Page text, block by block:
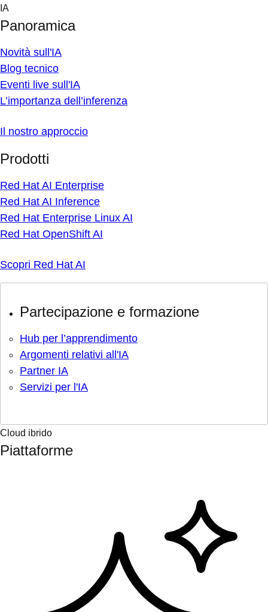
Skip
content
IA
Panoramica
Novità sull'IA
Blog tecnico
Eventi live sull'IA
L’importanza dell’inferenza
Il nostro approccio
Prodotti
Red Hat AI Enterprise
Red Hat AI Inference
Red Hat Enterprise Linux AI
Red Hat OpenShift AI
Scopri Red Hat AI
Partecipazione e formazione
Hub per l’apprendimento
Argomenti relativi all'IA
Partner IA
Servizi per l'IA
Cloud ibrido
Piattaforme